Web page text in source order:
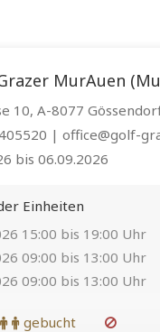
MurAuen
10, A-8077
| office@golf-
bis 06.09.2026
Einheiten
15:00 bis 19:00 Uhr
09:00 bis 13:00 Uhr
09:00 bis 13:00 Uhr
gebucht